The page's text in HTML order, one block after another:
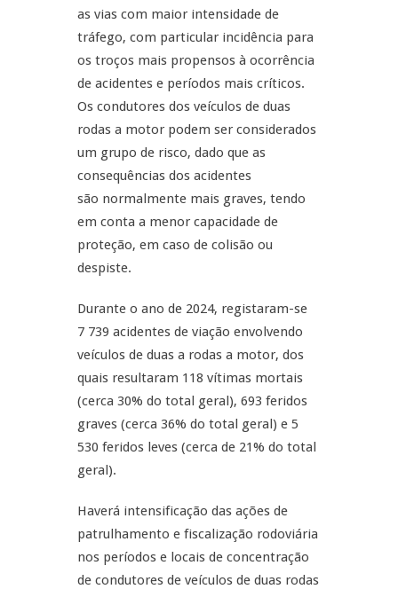
as vias com maior intensidade de
tráfego, com particular incidência para
os troços mais propensos à ocorrência
de acidentes e períodos mais críticos.
Os condutores dos veículos de duas
rodas a motor podem ser considerados
um grupo de risco, dado que as
consequências dos acidentes
são normalmente mais graves, tendo
em conta a menor capacidade de
proteção, em caso de colisão ou
despiste.
Durante o ano de 2024, registaram-se
7 739 acidentes de viação envolvendo
veículos de duas a rodas a motor, dos
quais resultaram 118 vítimas mortais
(cerca 30% do total geral), 693 feridos
graves (cerca 36% do total geral) e 5
530 feridos leves (cerca de 21% do total
geral).
Haverá intensificação das ações de
patrulhamento e fiscalização rodoviária
nos períodos e locais de concentração
de condutores de veículos de duas rodas